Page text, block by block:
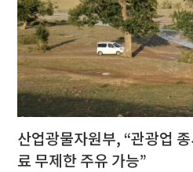
산업광물자원부, “관광업
료 무제한 주유 가능”